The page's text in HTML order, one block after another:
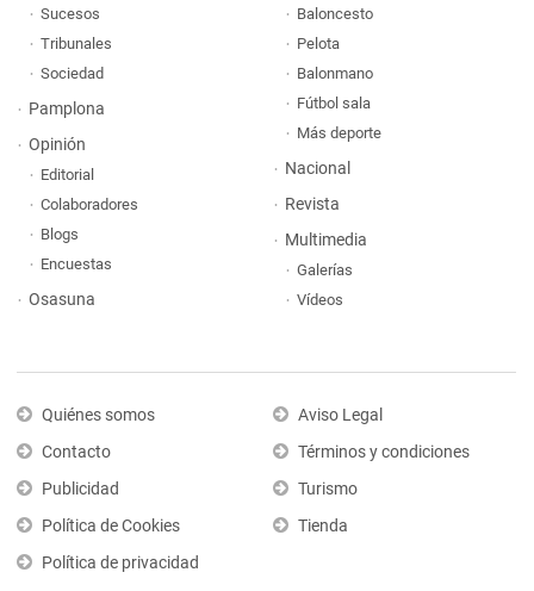
Sucesos
Tribunales
Sociedad
Pamplona
Opinión
Editorial
Colaboradores
Blogs
Encuestas
Osasuna
Baloncesto
Pelota
Balonmano
Fútbol sala
Más deporte
Nacional
Revista
Multimedia
Galerías
Vídeos
Quiénes somos
Contacto
Publicidad
Política de Cookies
Política de privacidad
Aviso Legal
Términos y condiciones
Turismo
Tienda